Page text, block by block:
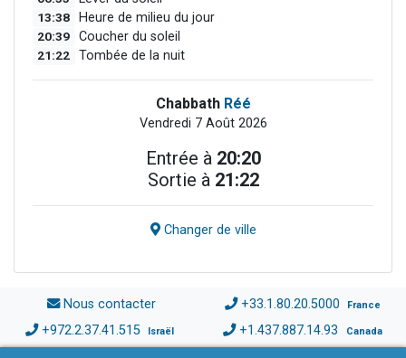
13:38 Heure de milieu du jour
20:39 Coucher du soleil
21:22 Tombée de la nuit
Chabbath Réé
Vendredi 7 Août 2026
Entrée à 20:20
Sortie à 21:22
Changer de ville
Nous contacter +33.1.80.20.5000 France
+972.2.37.41.515 Israël +1.437.887.14.93 Canada